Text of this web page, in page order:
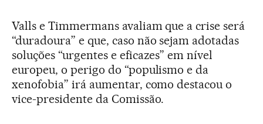
Valls e Timmermans avaliam que a crise será
“duradoura” e que, caso não sejam adotadas
soluções “urgentes e eficazes” em nível
europeu, o perigo do “populismo e da
xenofobia” irá aumentar, como destacou o
vice-presidente da Comissão.